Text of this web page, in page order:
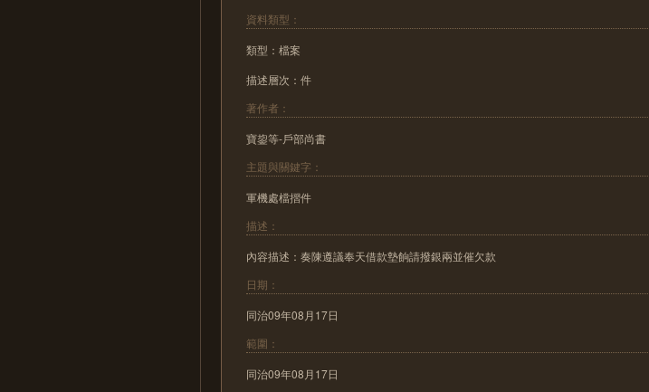
資料類型：
類型：檔案
描述層次：件
著作者：
寶鋆等-戶部尚書
主題與關鍵字：
軍機處檔摺件
描述：
內容描述：奏陳遵議奉天借款墊餉請撥銀兩並催欠款
日期：
同治09年08月17日
範圍：
同治09年08月17日